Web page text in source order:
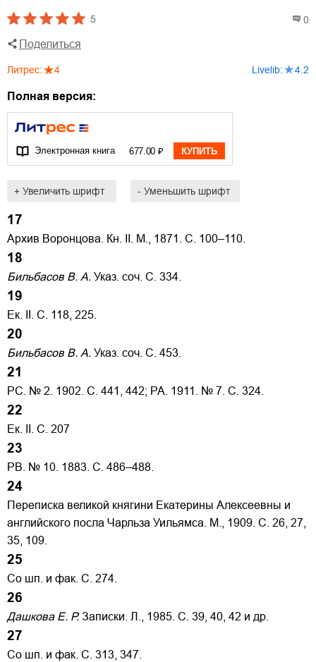
5 0
Поделиться
Литрес: 4 Livelib: 4.2
Полная версия:
Электронная книга 677.00 ₽ КУПИТЬ
+ Увеличить шрифт - Уменьшить шрифт
17
Архив Воронцова. Кн. II. М., 1871. С. 100–110.
18
Бильбасов В. А. Указ. соч. С. 334.
19
Ек. II. С. 118, 225.
20
Бильбасов В. А. Указ. соч. С. 453.
21
РС. № 2. 1902. С. 441, 442; РА. 1911. № 7. С. 324.
22
Ек. II. С. 207
23
РВ. № 10. 1883. С. 486–488.
24
Переписка великой княгини Екатерины Алексеевны и
английского посла Чарльза Уильямса. М., 1909. С. 26, 27,
35, 109.
25
Со шп. и фак. С. 274.
26
Дашкова Е. Р. Записки. Л., 1985. С. 39, 40, 42 и др.
27
Со шп. и фак. С. 313, 347.